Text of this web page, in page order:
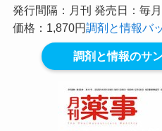
発行間隔：月刊 発売日：毎
価格：1,870円調剤と情報バ
調剤と情報のサ